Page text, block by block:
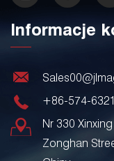
Informacje
+86-574-
Nr 330
Zonghan